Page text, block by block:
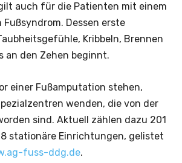
auch für die Patienten mit einem
Dessen erste
Kribbeln, Brennen
an den Zehen beginnt.
einer Fußamputation stehen,
wenden, die von der
sind. Aktuell zählen dazu 201
stationäre Einrichtungen, gelistet
fuss-ddg.de.